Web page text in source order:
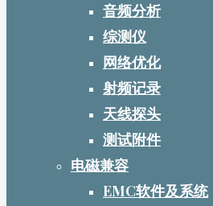
音频分析
综测仪
网络优化
射频记录
天线探头
测试附件
电磁兼容
EMC软件及系统